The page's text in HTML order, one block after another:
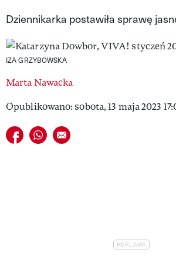
VIVA!PEOPLE POWER
VIVA!ITAKA
MAGAZYN VIVA!
Dziennikarka postawiła sprawę
IZA GRZYBOWSKA
Marta Nawacka
Opublikowano: sobota, 13 maja 2023
Udostępnij na facebook
Udostępnij na whatsapp
E-mail do przyjaciela